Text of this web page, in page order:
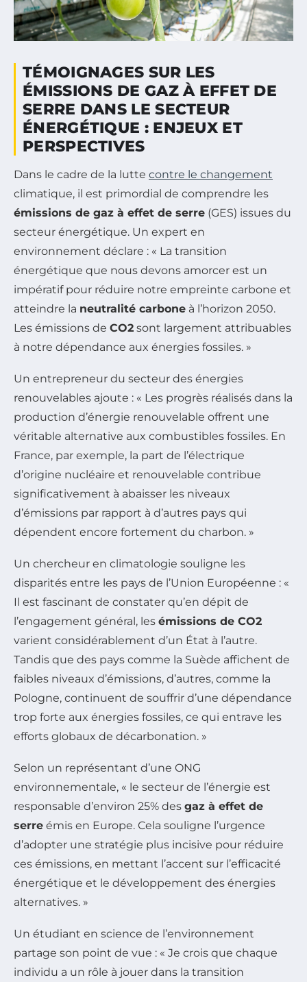
TÉMOIGNAGES SUR LES
ÉMISSIONS DE GAZ À EFFET DE
SERRE DANS LE SECTEUR
ÉNERGÉTIQUE : ENJEUX ET
PERSPECTIVES
Dans le cadre de la lutte contre le changement
climatique, il est primordial de comprendre les
émissions de gaz à effet de serre (GES) issues du
secteur énergétique. Un expert en
environnement déclare : « La transition
énergétique que nous devons amorcer est un
impératif pour réduire notre empreinte carbone et
atteindre la neutralité carbone à l’horizon 2050.
Les émissions de CO2 sont largement attribuables
à notre dépendance aux énergies fossiles. »
Un entrepreneur du secteur des énergies
renouvelables ajoute : « Les progrès réalisés dans la
production d’énergie renouvelable offrent une
véritable alternative aux combustibles fossiles. En
France, par exemple, la part de l’électrique
d’origine nucléaire et renouvelable contribue
significativement à abaisser les niveaux
d’émissions par rapport à d’autres pays qui
dépendent encore fortement du charbon. »
Un chercheur en climatologie souligne les
disparités entre les pays de l’Union Européenne : «
Il est fascinant de constater qu’en dépit de
l’engagement général, les émissions de CO2
varient considérablement d’un État à l’autre.
Tandis que des pays comme la Suède affichent de
faibles niveaux d’émissions, d’autres, comme la
Pologne, continuent de souffrir d’une dépendance
trop forte aux énergies fossiles, ce qui entrave les
efforts globaux de décarbonation. »
Selon un représentant d’une ONG
environnementale, « le secteur de l’énergie est
responsable d’environ 25% des gaz à effet de
serre émis en Europe. Cela souligne l’urgence
d’adopter une stratégie plus incisive pour réduire
ces émissions, en mettant l’accent sur l’efficacité
énergétique et le développement des énergies
alternatives. »
Un étudiant en science de l’environnement
partage son point de vue : « Je crois que chaque
individu a un rôle à jouer dans la transition